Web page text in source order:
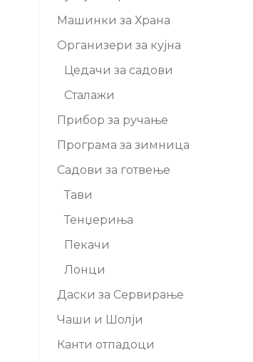
Машинки за Храна
Организери за кујна
Цедачи за садови
Сталажи
Прибор за ручање
Програма за зимница
Садови за готвење
Тави
Тенџериња
Пекачи
Лонци
Даски за Сервирање
Чаши и Шолји
Канти отпадоци